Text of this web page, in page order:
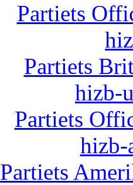
Partiets
Partiets
hizb-
Partiets
hizb-
Partiets